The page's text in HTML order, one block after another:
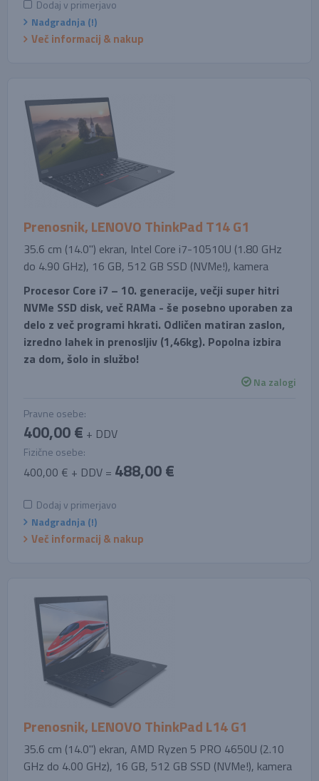
Dodaj v primerjavo
Nadgradnja (!)
Več informacij & nakup
Prenosnik, LENOVO ThinkPad T14 G1
35.6 cm (14.0'') ekran, Intel Core i7-10510U (1.80 GHz
do 4.90 GHz), 16 GB, 512 GB SSD (NVMe!), kamera
Procesor Core i7 – 10. generacije, večji super hitri
NVMe SSD disk, več RAMa - še posebno uporaben za
delo z več programi hkrati. Odličen matiran zaslon,
izredno lahek in prenosljiv (1,46kg). Popolna izbira
za dom, šolo in službo!
Na zalogi
Pravne osebe:
400,00 € + DDV
Fizične osebe:
400,00 € + DDV = 488,00 €
Dodaj v primerjavo
Nadgradnja (!)
Več informacij & nakup
Prenosnik, LENOVO ThinkPad L14 G1
35.6 cm (14.0'') ekran, AMD Ryzen 5 PRO 4650U (2.10
GHz do 4.00 GHz), 16 GB, 512 GB SSD (NVMe!), kamera